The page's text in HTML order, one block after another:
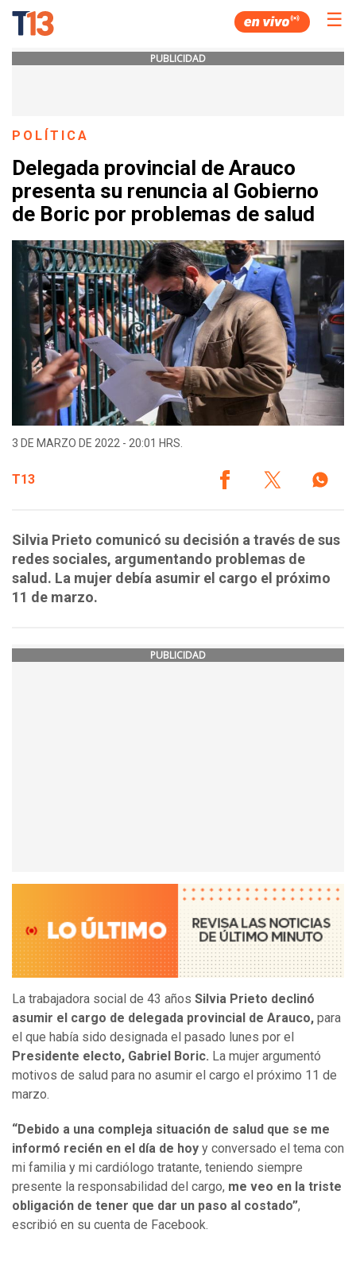
☰
PUBLICIDAD
POLÍTICA
Delegada provincial de Arauco
presenta su renuncia al Gobierno
de Boric por problemas de salud
3 DE MARZO DE 2022 - 20:01 HRS.
T13
Silvia Prieto comunicó su decisión a través de sus
redes sociales, argumentando problemas de
salud. La mujer debía asumir el cargo el próximo
11 de marzo.
PUBLICIDAD
La trabajadora social de 43 años Silvia Prieto declinó
asumir el cargo de delegada provincial de Arauco, para
el que había sido designada el pasado lunes por el
Presidente electo, Gabriel Boric. La mujer argumentó
motivos de salud para no asumir el cargo el próximo 11 de
marzo.
“Debido a una compleja situación de salud que se me
informó recién en el día de hoy y conversado el tema con
mi familia y mi cardiólogo tratante, teniendo siempre
presente la responsabilidad del cargo, me veo en la triste
obligación de tener que dar un paso al costado”,
escribió en su cuenta de Facebook.